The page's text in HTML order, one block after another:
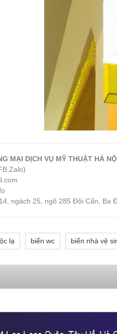
MẠI DỊCH VỤ MỸ THUẬT HÀ
ngách 25, ngõ 285 Đội Cấn, Ba
lạ biển wc biển nhà vệ